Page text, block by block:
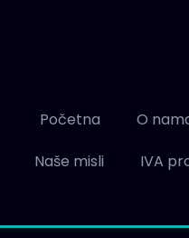
Početna O
Naše misli
IVA